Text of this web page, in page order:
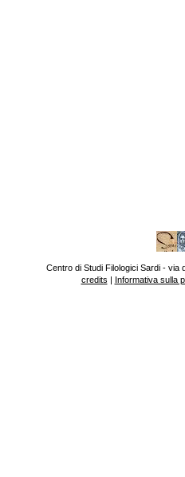
Centro di Studi Filologici Sardi - via
credits | Informativa sulla